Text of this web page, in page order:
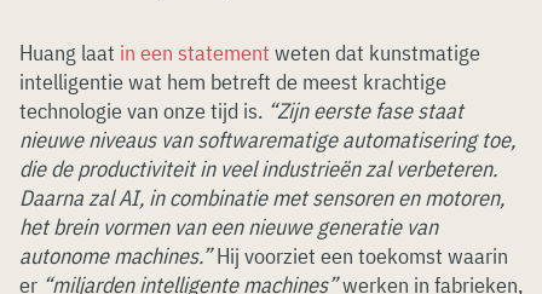
Huang laat in een statement weten dat kunstmatige
intelligentie wat hem betreft de meest krachtige
technologie van onze tijd is. “Zijn eerste fase staat
nieuwe niveaus van softwarematige automatisering toe,
die de productiviteit in veel industrieën zal verbeteren.
Daarna zal AI, in combinatie met sensoren en motoren,
het brein vormen van een nieuwe generatie van
autonome machines.”Hij voorziet een toekomst waarin
er “miljarden intelligente machines”werken in fabrieken,